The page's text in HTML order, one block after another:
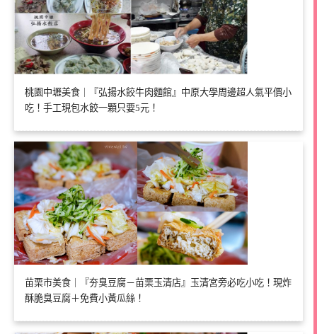
桃園中壢美食｜『弘揚水餃牛肉麵館』中原大學周邊超人氣平價小
吃！手工現包水餃一顆只要5元！
苗栗市美食｜『夯臭豆腐－苗栗玉清店』玉清宮旁必吃小吃！現炸
酥脆臭豆腐＋免費小黃瓜絲！